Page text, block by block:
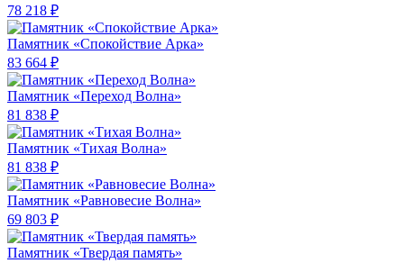
78 218 ₽
Памятник «Спокойствие Арка»
83 664 ₽
Памятник «Переход Волна»
81 838 ₽
Памятник «Тихая Волна»
81 838 ₽
Памятник «Равновесие Волна»
69 803 ₽
Памятник «Твердая память»